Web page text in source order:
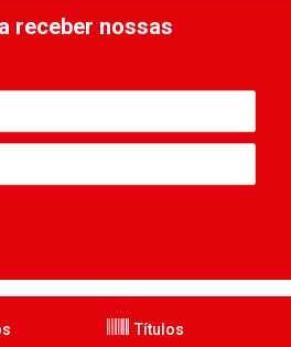
receber nossas
Títulos